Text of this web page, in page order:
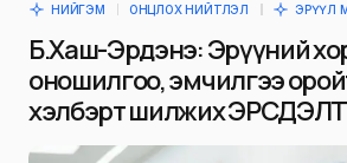
НИЙГЭМ ОНЦЛОХ НИЙТЛЭЛ ЭРҮҮЛ
Б.Хаш-Эрдэнэ: Эрүүний
оношилгоо, эмчилгээ
хэлбэрт шилжих